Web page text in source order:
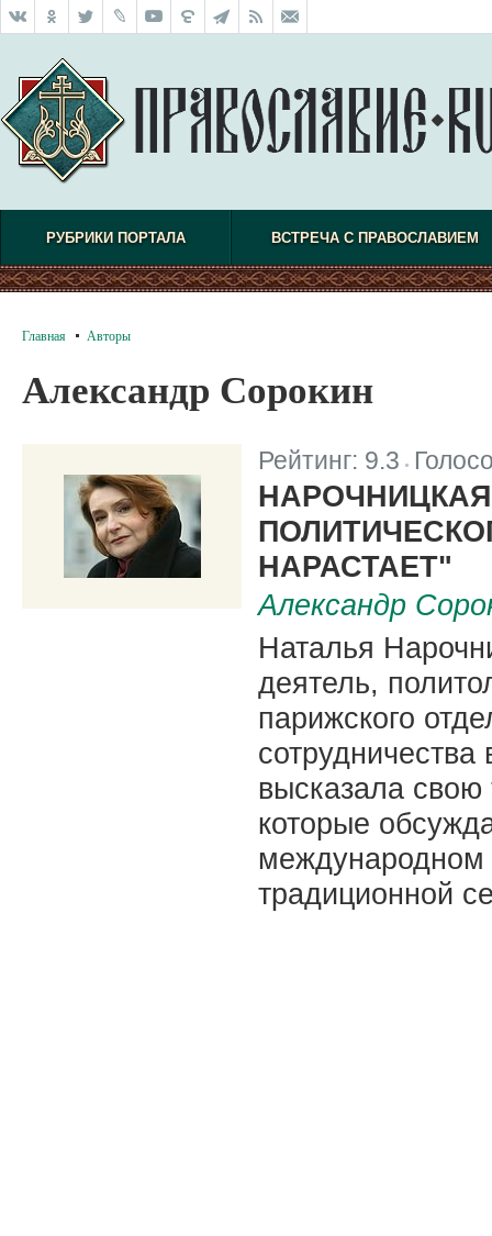
РУБРИКИ ПОРТАЛА ВСТРЕЧА С ПРАВОСЛАВИЕМ
Главная Авторы
Александр Сорокин
Рейтинг: 9.3
НАРАСТАЕТ"
Александр
Наталья
деятель,
парижского
высказала
которые
традиционной